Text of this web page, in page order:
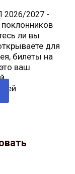
2026/2027 -
ли вы
для
билеты на
ваш